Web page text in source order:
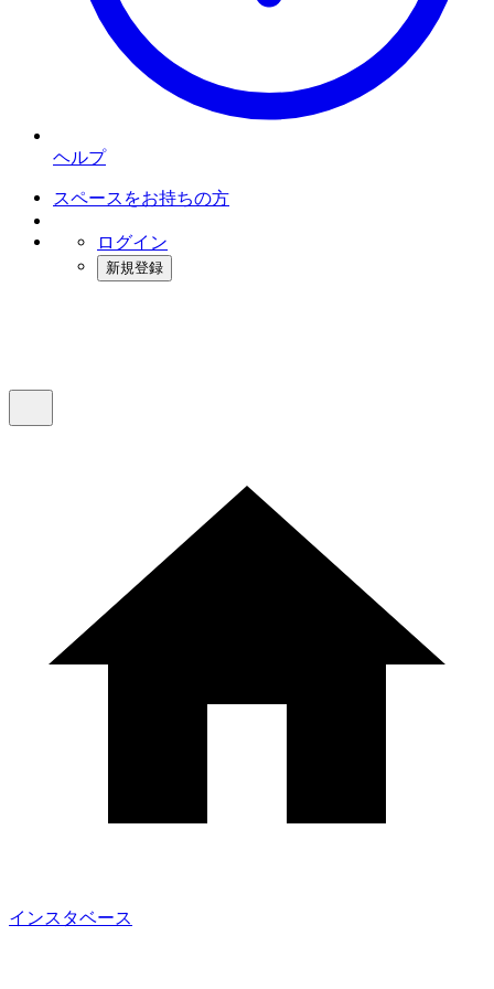
ヘルプ
スペースをお持ちの方
ログイン
新規登録
インスタベース